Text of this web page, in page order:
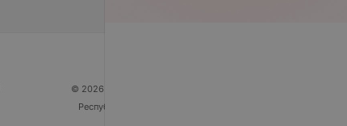
© 2026 ООО «Артокс Лаб», УНП 191700409
Республика Беларусь, г. Минск, улица Толбухина, 2,